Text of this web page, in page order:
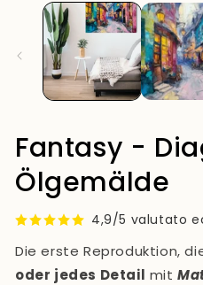
öffnen
Fantasy -
Ölgemälde
4,9/5 valutato
Die erste Reproduktion,
oder jedes Detail mit